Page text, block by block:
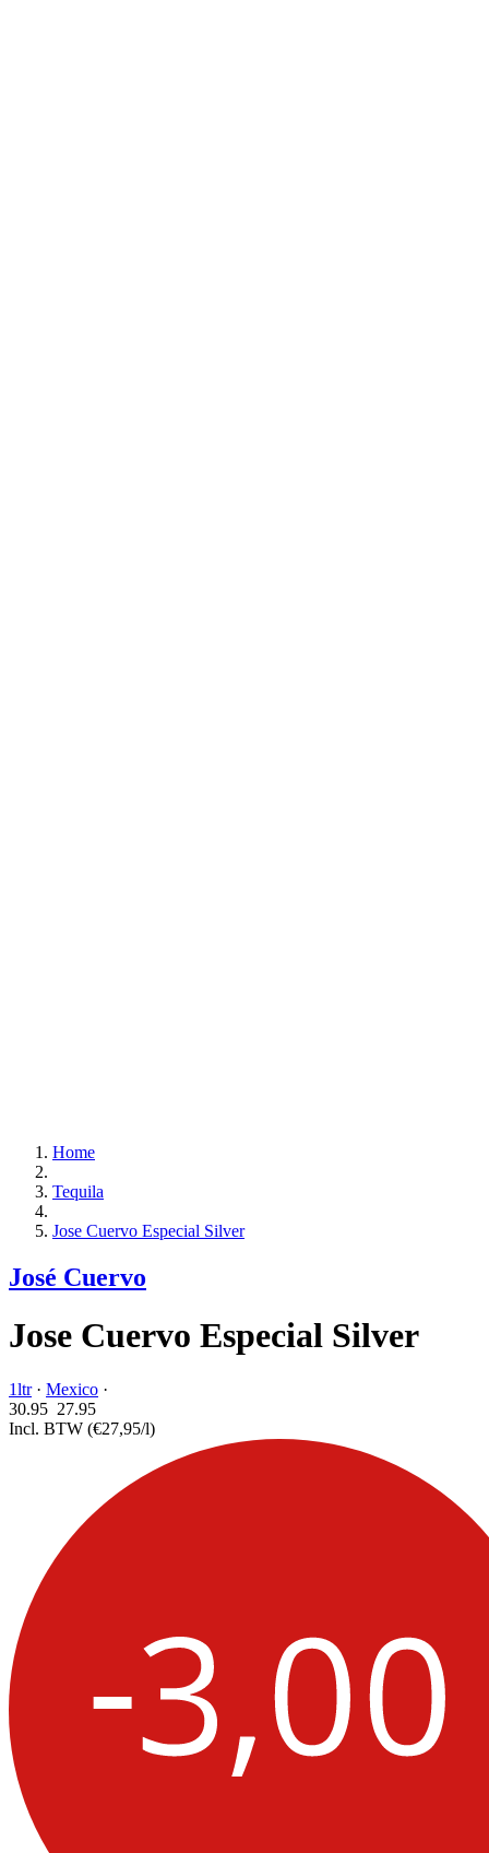
Home
Tequila
Jose Cuervo Especial Silver
José Cuervo
Jose Cuervo Especial Silver
1ltr· Mexico ·
30.95 27.95
Incl. BTW (€27,95/l)